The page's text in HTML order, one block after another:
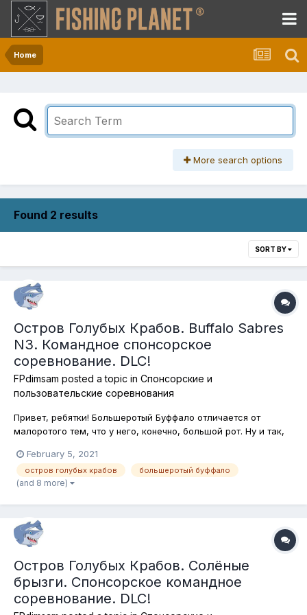
Home
More search options
Found 2 results
SORT BY
Остров Голубых Крабов. Buffalo Sabres
N3. Командное спонсорское
соревнование. DLC!
FPdimsam posted a topic in Спонсорские и
пользовательские соревнования
Привет, ребятки! Большеротый Буффало отличается от
малоротого тем, что у него, конечно, большой рот. Ну и так,
места обитания, другие предпочтения в еде. А так -
практически одно и то же!)) Сегодня отправляемся на Остров
Голубых крабов ка...
February 5, 2021
остров голубых крабов большеротый буффало
(and 8 more)
Остров Голубых Крабов. Солёные
брызги. Спонсорское командное
соревнование. DLC!